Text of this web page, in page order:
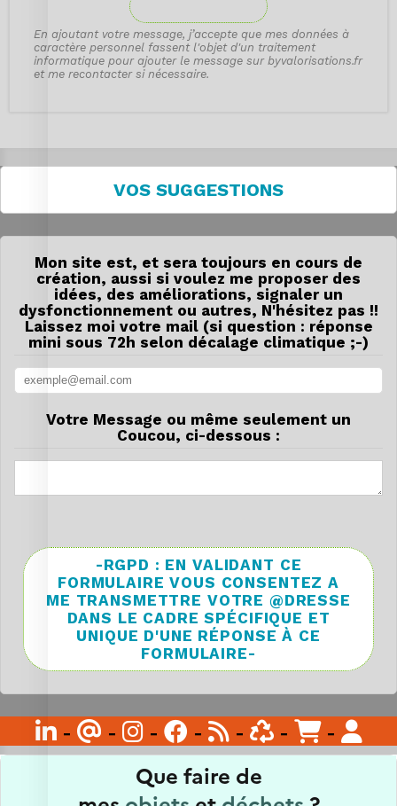
En ajoutant votre message, j’accepte que mes données à
caractère personnel fassent l'objet d'un traitement
informatique pour ajouter le message sur byvalorisations.fr
et me recontacter si nécessaire.
VOS SUGGESTIONS
Mon site est, et sera toujours en cours de
création, aussi si voulez me proposer des
idées, des améliorations, signaler un
dysfonctionnement ou autres, N'hésitez pas !!
Laissez moi votre mail (si question : réponse
mini sous 72h selon décalage climatique ;-)
Votre Message ou même seulement un
Coucou, ci-dessous :
-RGPD : EN VALIDANT CE
FORMULAIRE VOUS CONSENTEZ A
ME TRANSMETTRE VOTRE @DRESSE
DANS LE CADRE SPÉCIFIQUE ET
UNIQUE D'UNE RÉPONSE À CE
FORMULAIRE-
 - @ -  -  -  -  - - 